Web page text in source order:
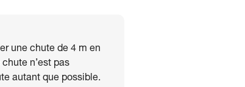
une chute de 4 m en
n’est pas
autant que possible.